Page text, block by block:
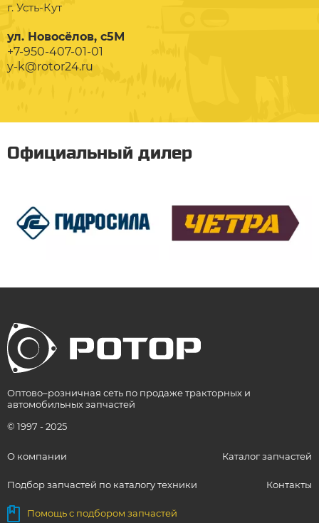
г. Усть-Кут
ул. Новосёлов, с5М
+7-950-407-01-01
y-k@rotor24.ru
Официальный дилер
Оптово–розничная сеть по продаже тракторных и
автомобильных запчастей
© 1997 - 2025
О компании Каталог запчастей
Подбор запчастей по каталогу техники Контакты
Помощь с подбором запчастей